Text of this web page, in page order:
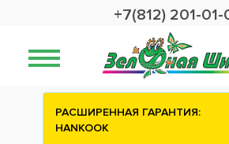
+7(812) 201-01-
ГАРАНТИЯ: